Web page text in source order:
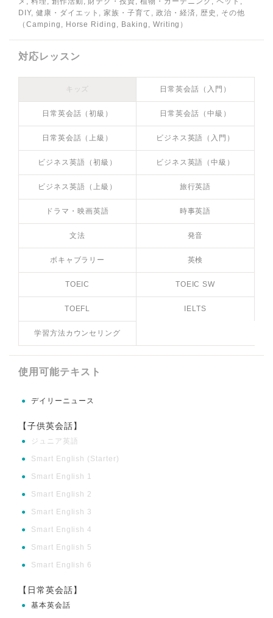
DIY, 健康・ダイエット, 家族・子育て, 政治・経済, 歴史, その他
（Camping, Horse Riding, Baking, Writing）
対応レッスン
キッズ 日常英会話（入門）
日常英会話（初級） 日常英会話（中級）
日常英会話（上級） ビジネス英語（入門）
ビジネス英語（初級） ビジネス英語（中級）
ビジネス英語（上級） 旅行英語
ドラマ・映画英語 時事英語
文法 発音
ボキャブラリー 英検
TOEIC TOEIC SW
TOEFL IELTS
学習方法カウンセリング
使用可能テキスト
● デイリーニュース
【子供英会話】
● ジュニア英語
● Smart English (Starter)
● Smart English 1
● Smart English 2
● Smart English 3
● Smart English 4
● Smart English 5
● Smart English 6
【日常英会話】
● 基本英会話